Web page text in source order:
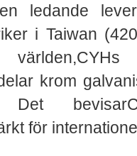
ledande
i Taiwan
krom
för